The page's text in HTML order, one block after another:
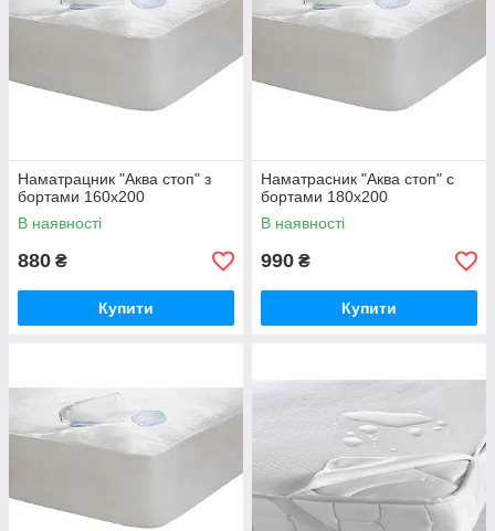
Наматрацник "Аква стоп" з
бортами 160х200
В наявності
880 ₴
Купити
Наматрасник "Аква стоп" с
бортами 180х200
В наявності
990 ₴
Купити